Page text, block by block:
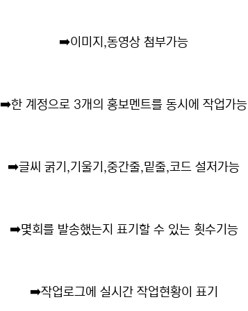
➡️이미지,동영상 첨부가능
➡️한 계정으로 3개의 홍보멘트를 동시에 작업가능
➡️글씨 굵기,기울기,중간줄,밑줄,코드 설저가능
➡️몇회를 발송했는지 표기할 수 있는 횟수기능
➡️작업로그에 실시간 작업현황이 표기